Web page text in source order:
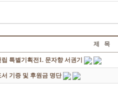
제 목
특별기획전1. 문자향 서권기
기증 및 후원금 명단